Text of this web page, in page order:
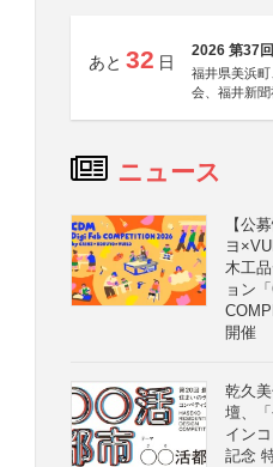
あと 32 日
2026 第37
福井県美浜
会、福井新聞
ニュース
【公
ヨ
木工
ョン
開催
乾久
壇、
イン
記念